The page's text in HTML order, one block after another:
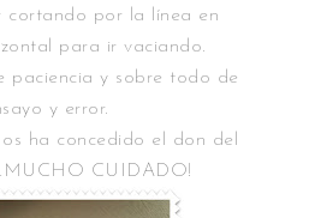
cortando por la línea en
para ir vaciando.
paciencia y sobre todo de
y error.
ha concedido el don del
CUIDADO!